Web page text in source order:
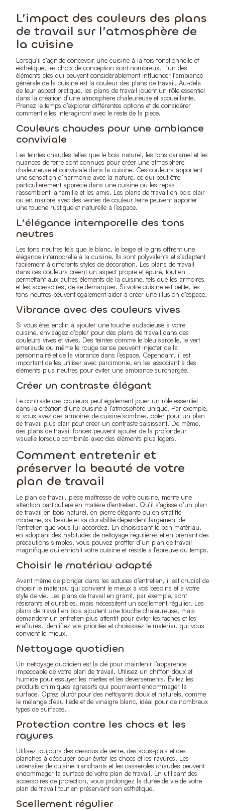
L’impact des couleurs des plans
de travail sur l’atmosphère de
la cuisine
Lorsqu’il s’agit de concevoir une cuisine à la fois fonctionnelle et
esthétique, les choix de conception sont nombreux. L’un des
éléments clés qui peuvent considérablement influencer l’ambiance
générale de la cuisine est la couleur des plans de travail. Au-delà
de leur aspect pratique, les plans de travail jouent un rôle essentiel
dans la création d’une atmosphère chaleureuse et accueillante.
Prenez le temps d’explorer différentes options et de considérer
comment elles interagiront avec le reste de la pièce.
Couleurs chaudes pour une ambiance
conviviale
Les teintes chaudes telles que le bois naturel, les tons caramel et les
nuances de terre sont connues pour créer une atmosphère
chaleureuse et conviviale dans la cuisine. Ces couleurs apportent
une sensation d’harmonie avec la nature, ce qui peut être
particulièrement apprécié dans une cuisine où les repas
rassemblent la famille et les amis. Les plans de travail en bois clair
ou en marbre avec des veines de couleur terre peuvent apporter
une touche rustique et naturelle à l’espace.
L’élégance intemporelle des tons
neutres
Les tons neutres tels que le blanc, le beige et le gris offrent une
élégance intemporelle à la cuisine. Ils sont polyvalents et s’adaptent
facilement à différents styles de décoration. Les plans de travail
dans ces couleurs créent un aspect propre et épuré, tout en
permettant aux autres éléments de la cuisine, tels que les armoires
et les accessoires, de se démarquer. Si votre cuisine est petite, les
tons neutres peuvent également aider à créer une illusion d’espace.
Vibrance avec des couleurs vives
Si vous êtes enclin à ajouter une touche audacieuse à votre
cuisine, envisagez d’opter pour des plans de travail dans des
couleurs vives et vives. Des teintes comme le bleu sarcelle, le vert
émeraude ou même le rouge cerise peuvent injecter de la
personnalité et de la vibrance dans l’espace. Cependant, il est
important de les utiliser avec parcimonie, en les associant à des
éléments plus neutres pour éviter une ambiance surchargée.
Créer un contraste élégant
Le contraste des couleurs peut également jouer un rôle essentiel
dans la création d’une cuisine à l’atmosphère unique. Par exemple,
si vous avez des armoires de cuisine sombres, opter pour un plan
de travail plus clair peut créer un contraste saisissant. De même,
des plans de travail foncés peuvent ajouter de la profondeur
visuelle lorsque combinés avec des éléments plus légers.
Comment entretenir et
préserver la beauté de votre
plan de travail
Le plan de travail, pièce maîtresse de votre cuisine, mérite une
attention particulière en matière d’entretien. Qu’il s’agisse d’un plan
de travail en bois naturel, en pierre élégante ou en stratifié
moderne, sa beauté et sa durabilité dépendent largement de
l’entretien que vous lui accordez. En choisissant le bon matériau,
en adoptant des habitudes de nettoyage régulières et en prenant des
précautions simples, vous pouvez profiter d’un plan de travail
magnifique qui enrichit votre cuisine et résiste à l’épreuve du temps.
Choisir le matériau adapté
Avant même de plonger dans les astuces d’entretien, il est crucial de
choisir le matériau qui convient le mieux à vos besoins et à votre
style de vie. Les plans de travail en granit, par exemple, sont
résistants et durables, mais nécessitent un scellement régulier. Les
plans de travail en bois ajoutent une touche chaleureuse, mais
demandent un entretien plus attentif pour éviter les taches et les
éraflures. Identifiez vos priorités et choisissez le matériau qui vous
convient le mieux.
Nettoyage quotidien
Un nettoyage quotidien est la clé pour maintenir l’apparence
impeccable de votre plan de travail. Utilisez un chiffon doux et
humide pour essuyer les miettes et les déversements. Évitez les
produits chimiques agressifs qui pourraient endommager la
surface. Optez plutôt pour des nettoyants doux et naturels, comme
le mélange d’eau tiède et de vinaigre blanc, idéal pour de nombreux
types de surfaces.
Protection contre les chocs et les
rayures
Utilisez toujours des dessous de verre, des sous-plats et des
planches à découper pour éviter les chocs et les rayures. Les
ustensiles de cuisine tranchants et les casseroles chaudes peuvent
endommager la surface de votre plan de travail. En utilisant des
accessoires de protection, vous prolongez la durée de vie de votre
plan de travail tout en préservant son esthétique.
Scellement régulier